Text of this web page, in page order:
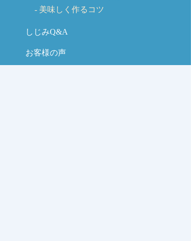
美味しく作るコツ
しじみQ&A
お客様の声